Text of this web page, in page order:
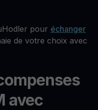
pour échanger
de votre choix avec
avec